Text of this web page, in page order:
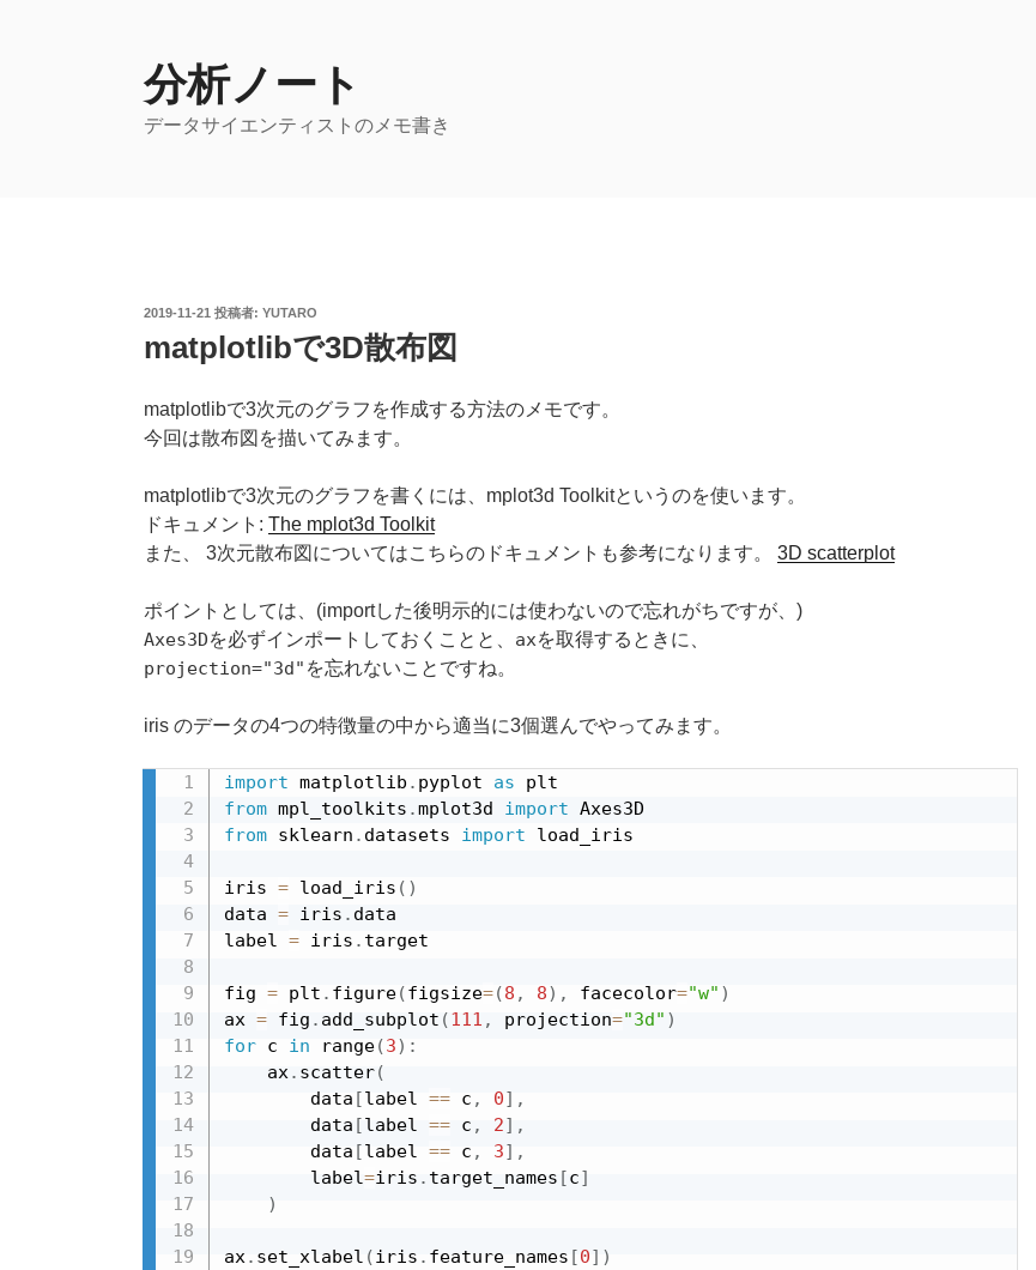
分析ノート
データサイエンティストのメモ書き
投
日:
2019-11-21 投稿者: YUTARO
matplotlibで3D散布図
matplotlibで3次元のグラフを作成する方法のメモです。
今回は散布図を描いてみます。
matplotlibで3次元のグラフを書くには、mplot3d Toolkitというのを使います。
ドキュメント: The mplot3d Toolkit
また、 3次元散布図についてはこちらのドキュメントも参考になります。 3D scatterplot
ポイントとしては、(importした後明示的には使わないので忘れがちですが、)
Axes3Dを必ずインポートしておくことと、 axを取得するときに、
projection="3d" を忘れないことですね。
iris のデータの4つの特徴量の中から適当に3個選んでやってみます。
import matplotlib . pyplot as
from mpl_toolkits .mplot3d import
from sklearn . datasets import load_iris
iris = load_iris ( )
data = iris . data
label = iris . target
fig = plt . figure(figsize=(8 , 8) , facecolor="w" )
ax = fig . add_subplot (111 , projection="3d" )
for c in range(3) :
    ax
. scatter(
        data
[label == c , 0] ,
        data
[label == c , 2] ,
        data
[label == c , 3] ,
        label
=iris . target_names [c]
)
ax. set_xlabel (iris . feature_names [0] )